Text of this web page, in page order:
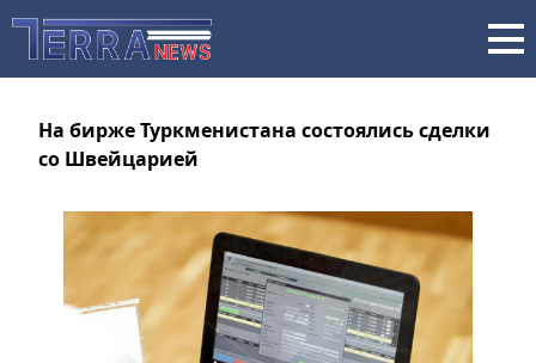
На бирже Туркменистана состоялись сделки
со Швейцарией